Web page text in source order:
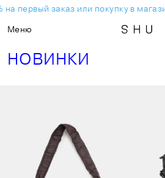
первый заказ или покупку в
Меню
НОВИНКИ